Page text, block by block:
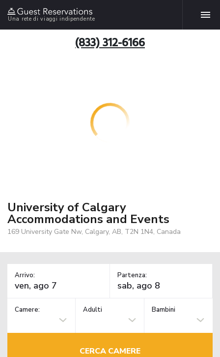
Una rete di viaggi indipendente
(833) 312-6166
University of Calgary
Accommodations and Events
169 University Gate Nw, Calgary, AB, T2N 1N4, Canada
Arrivo: Partenza:
Camere: Adulti Bambini
CERCA CAMERE